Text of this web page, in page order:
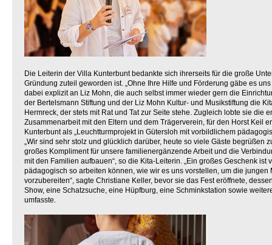
Die Leiterin der Villa Kunterbunt bedankte sich ihrerseits für die große
Gründung zuteil geworden ist. „Ohne Ihre Hilfe und Förderung gäbe es
dabei explizit an Liz Mohn, die auch selbst immer wieder gern die
der Bertelsmann Stiftung und der Liz Mohn Kultur- und Musikstiftung die
Hermreck, der stets mit Rat und Tat zur Seite stehe. Zugleich lobte sie die
Zusammenarbeit mit den Eltern und dem Trägerverein, für den Horst Keil
Kunterbunt als „Leuchtturmprojekt in Gütersloh mit vorbildlichem
„Wir sind sehr stolz und glücklich darüber, heute so viele Gäste begrüßen
großes Kompliment für unsere familienergänzende Arbeit und die
mit den Familien aufbauen“, so die Kita-Leiterin. „Ein großes Geschenk ist
pädagogisch so arbeiten können, wie wir es uns vorstellen, um die jungen
vorzubereiten“, sagte Christiane Keller, bevor sie das Fest eröffnete,
Show, eine Schatzsuche, eine Hüpfburg, eine Schminkstation sowie
umfasste.